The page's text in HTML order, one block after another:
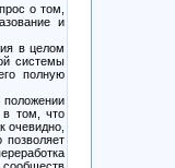
о том,
и
в целом
системы
полную
положении
в том, что
очевидно,